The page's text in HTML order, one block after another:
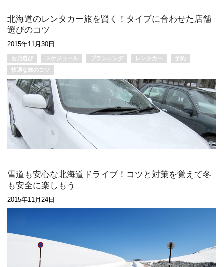
北海道のレンタカー旅を賢く！タイプに合わせた店舗
選びのコツ
2015年11月30日
お店選び スケジュール プランニング レンタカー
予約
快適な旅のコツ
雪道も安心な北海道ドライブ！コツと対策を覚えて冬
も安全に楽しもう
2015年11月24日